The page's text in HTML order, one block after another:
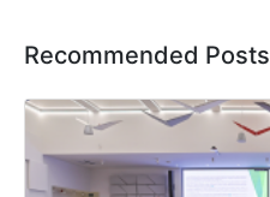
Recommended Posts